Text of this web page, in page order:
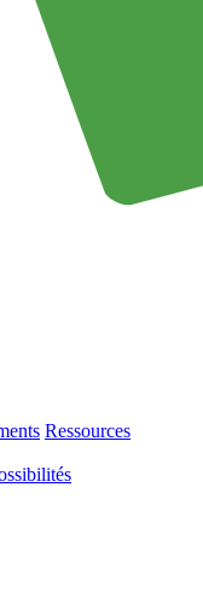
Ressources